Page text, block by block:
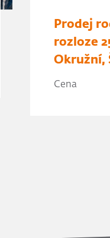
Prodej
rozloze
Okružní,
Cena